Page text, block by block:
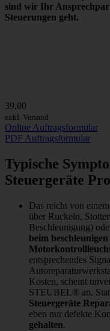
sind wir Ihr
Steuerungen geht.
39,00
exkl. Versand
Online Auftragsformular
PDF Auftragsformular
Typische
Steuergeräte
Das reicht von
über Ruckeln,
Beschleunigung)
beim beschleunigen
entsprechendes
Kosten, scheint
STEUBEL® an.
Steuergeräte
eben nur defekte
gehalten.